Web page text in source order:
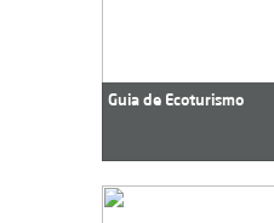
Guia de Ecoturismo